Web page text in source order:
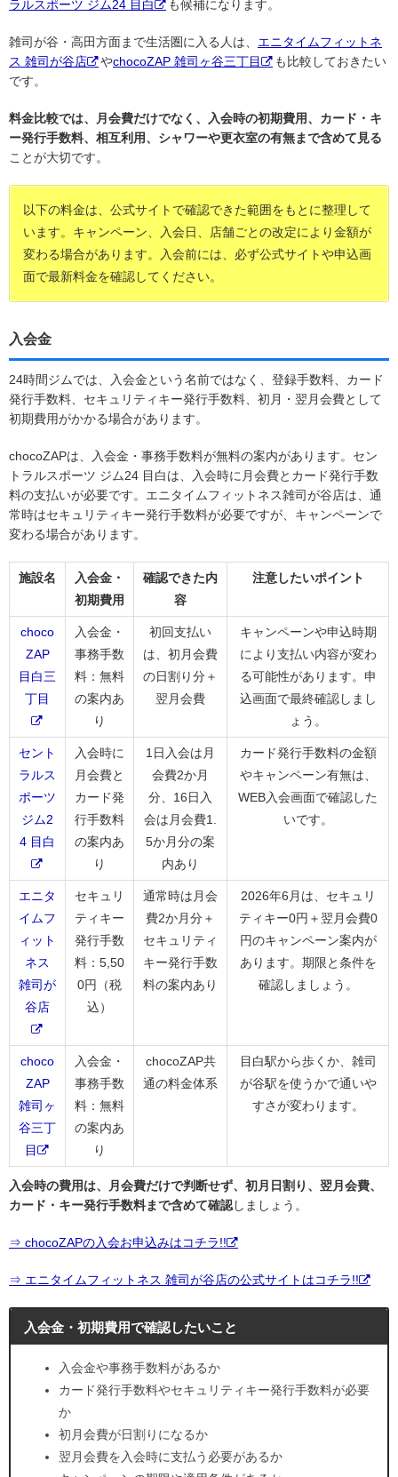
ラルスポーツ ジム24 目白 も候補になります。
雑司が谷・高田方面まで生活圏に入る人は、 エニタイムフィットネ
ス 雑司が谷店
やchocoZAP 雑司ヶ谷三丁目
も比較しておきたい
です。
料金比較では、月会費だけでなく、入会時の初期費用、カード・キ
ー発行手数料、相互利用、シャワーや更衣室の有無まで含めて見る
ことが大切です。
以下の料金は、公式サイトで確認できた範囲をもとに整理して
います。キャンペーン、入会日、店舗ごとの改定により金額が
変わる場合があります。入会前には、必ず公式サイトや申込画
面で最新料金を確認してください。
入会金
24時間ジムでは、入会金という名前ではなく、登録手数料、カード
発行手数料、セキュリティキー発行手数料、初月・翌月会費として
初期費用がかかる場合があります。
chocoZAPは、入会金・事務手数料が無料の案内があります。セン
トラルスポーツ ジム24 目白は、入会時に月会費とカード発行手数
料の支払いが必要です。エニタイムフィットネス雑司が谷店は、通
常時はセキュリティキー発行手数料が必要ですが、キャンペーンで
変わる場合があります。
施設名
入会金・
初期費用
確認できた内
容
注意したいポイント
choco
ZAP
目白三
丁目
入会金・
事務手数
料：無料
の案内あ
り
初回支払い
は、初月会費
の日割り分＋
翌月会費
キャンペーンや申込時期
により支払い内容が変わ
る可能性があります。申
込画面で最終確認しまし
ょう。
セント
ラルス
ポーツ
ジム2
4 目白
入会時に
月会費と
カード発
行手数料
の案内あ
り
1日入会は月
会費2か月
分、16日入
会は月会費1.
5か月分の案
内あり
カード発行手数料の金額
やキャンペーン有無は、
WEB入会画面で確認した
いです。
エニタ
イムフ
ィット
ネス
雑司が
谷店
セキュリ
ティキー
発行手数
料：5,50
0円（税
込）
通常時は月会
費2か月分＋
セキュリティ
キー発行手数
料の案内あり
2026年6月は、セキュリ
ティキー0円＋翌月会費0
円のキャンペーン案内が
あります。期限と条件を
確認しましょう。
choco
ZAP
雑司ヶ
谷三丁
目
入会金・
事務手数
料：無料
の案内あ
り
chocoZAP共
通の料金体系
目白駅から歩くか、雑司
が谷駅を使うかで通いや
すさが変わります。
入会時の費用は、月会費だけで判断せず、初月日割り、翌月会費、
カード・キー発行手数料まで含めて確認しましょう。
⇒ chocoZAPの入会お申込みはコチラ!!
⇒ エニタイムフィットネス 雑司が谷店の公式サイトはコチラ!!
入会金・初期費用で確認したいこと
入会金や事務手数料があるか
カード発行手数料やセキュリティキー発行手数料が必要
か
初月会費が日割りになるか
翌月会費を入会時に支払う必要があるか